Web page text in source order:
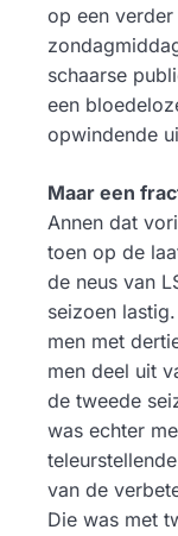
op een
schaarse
een
opwindende
Maar een
Annen dat
toen op de
de neus van
seizoen
men met
men deel uit
de tweede
was echter
van de
Die was met